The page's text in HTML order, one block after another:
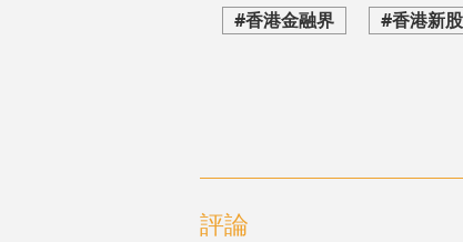
#香港金融界
#香港新股
評論